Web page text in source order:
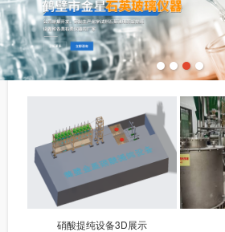
硝酸提纯设备3D展示